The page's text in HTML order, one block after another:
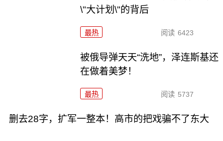
\"大计划\"的背后
最热 阅读 6423
被俄导弹天天“洗地”，泽连斯基还
在做着美梦！
最热 阅读 5737
删去28字，扩军一整本！高市的把戏骗不了东大